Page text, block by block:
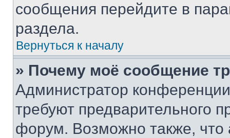
сообщения перейдите в
раздела.
Вернуться к началу
» Почему моё сообщение
Администратор
требуют предварительного
форум. Возможно также, что